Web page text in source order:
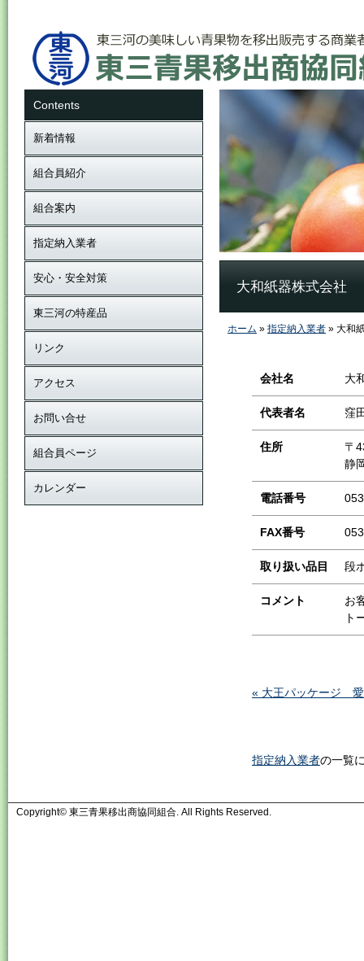
大和紙器株式会社
ホーム » 指定納入業者 » 大和
会社名 大
代表者名 窪
住所
〒
静
電話番号
FAX番号
取り扱い品目 段
コメント
お
ト
« 大王パッケージ
指定納入業者の一覧
Contents
新着情報
組合員紹介
組合案内
指定納入業者
安心・安全対策
東三河の特産品
リンク
アクセス
お問い合せ
組合員ページ
カレンダー
Copyright© 東三青果移出商協同組合. All Rights Reserved.